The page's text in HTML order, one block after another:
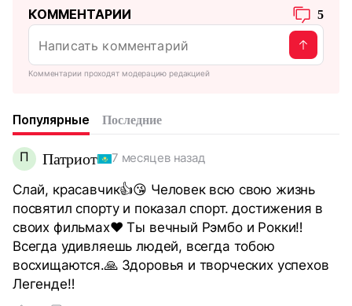
КОММЕНТАРИИ 5
Комментарии проходят модерацию редакцией
Популярные Последние
П Патриот 7 месяцев назад
Слай, красавчик👍😘 Человек всю свою жизнь
посвятил спорту и показал спорт. достижения в
своих фильмах♥️ Ты вечный Рэмбо и Рокки‼️
Всегда удивляешь людей, всегда тобою
восхищаются.🙏 Здоровья и творческих успехов
Легенде‼️